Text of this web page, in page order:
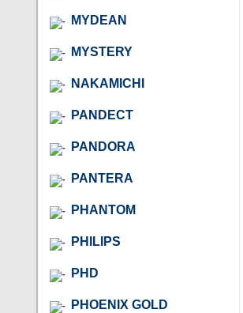
MYDEAN
MYSTERY
NAKAMICHI
PANDECT
PANDORA
PANTERA
PHANTOM
PHILIPS
PHD
PHOENIX GOLD